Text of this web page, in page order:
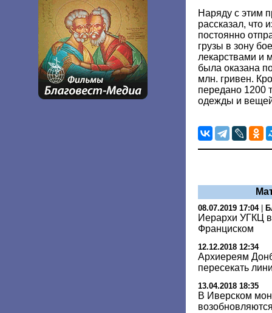
Наряду с этим
рассказал, что
постоянно
грузы в зону
лекарствами и
была оказана
млн. гривен.
передано 1200
одежды и
08.07.2019 17:04|
Иерархи УГКЦ
Франциском
12.12.2018 12:34
Архиереям
пересекать
13.04.2018 18:35
В Иверском